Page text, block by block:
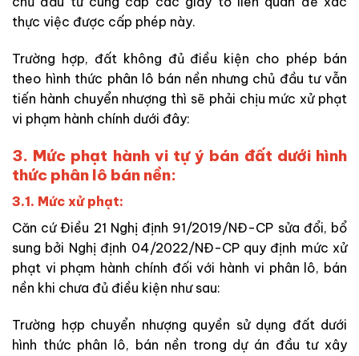
thực việc được cấp phép này.
Trường hợp, đất không đủ điều kiện cho phép bán
theo hình thức phân lô bán nền nhưng chủ đầu tư vẫn
tiến hành chuyển nhượng thì sẽ phải chịu mức xử phạt
vi phạm hành chính dưới đây:
3. Mức phạt hành vi tự ý bán đất dưới hình
thức phân lô bán nền:
3.1. Mức xử phạt:
Căn cứ Điều 21 Nghị định 91/2019/NĐ-CP sửa đổi, bổ
sung bởi Nghị định 04/2022/NĐ-CP quy định mức xử
phạt vi phạm hành chính đối với hành vi phân lô, bán
nền khi chưa đủ điều kiện như sau:
Trường hợp chuyển nhượng quyền sử dụng đất dưới
hình thức phân lô, bán nền trong dự án đầu tư xây